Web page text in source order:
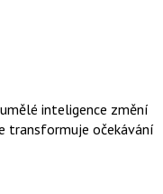
inteligence změní
transformuje očekávání